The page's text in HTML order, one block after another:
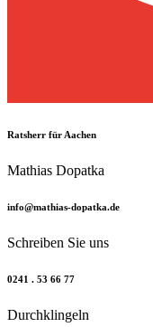
Ratsherr für Aachen
Mathias Dopatka
info@mathias-dopatka.de
Schreiben Sie uns
0241 . 53 66 77
Durchklingeln